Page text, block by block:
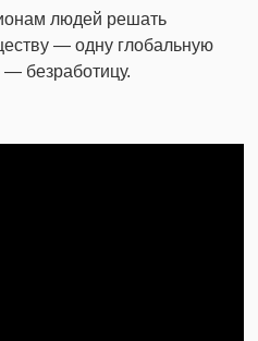
людей решать
— одну глобальную
безработицу.